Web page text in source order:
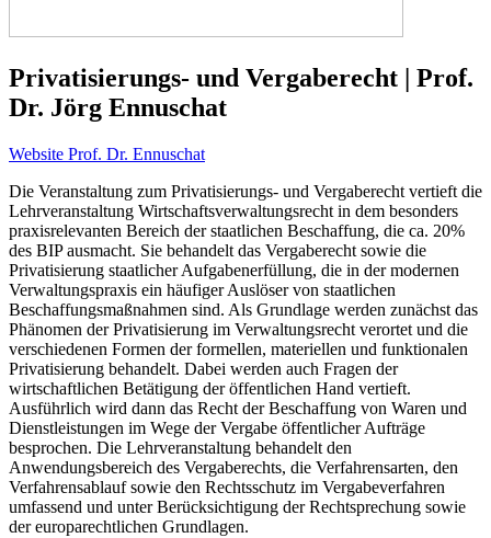
Privatisierungs- und Vergaberecht | Prof.
Dr. Jörg Ennuschat
Website Prof. Dr. Ennuschat
Die Veranstaltung zum Privatisierungs- und Vergaberecht vertieft die
Lehrveranstaltung Wirtschaftsverwaltungsrecht in dem besonders
praxisrelevanten Bereich der staatlichen Beschaffung, die ca. 20%
des BIP ausmacht. Sie behandelt das Vergaberecht sowie die
Privatisierung staatlicher Aufgabenerfüllung, die in der modernen
Verwaltungspraxis ein häufiger Auslöser von staatlichen
Beschaffungsmaßnahmen sind. Als Grundlage werden zunächst das
Phänomen der Privatisierung im Verwaltungsrecht verortet und die
verschiedenen Formen der formellen, materiellen und funktionalen
Privatisierung behandelt. Dabei werden auch Fragen der
wirtschaftlichen Betätigung der öffentlichen Hand vertieft.
Ausführlich wird dann das Recht der Beschaffung von Waren und
Dienstleistungen im Wege der Vergabe öffentlicher Aufträge
besprochen. Die Lehrveranstaltung behandelt den
Anwendungsbereich des Vergaberechts, die Verfahrensarten, den
Verfahrensablauf sowie den Rechtsschutz im Vergabeverfahren
umfassend und unter Berücksichtigung der Rechtsprechung sowie
der europarechtlichen Grundlagen.